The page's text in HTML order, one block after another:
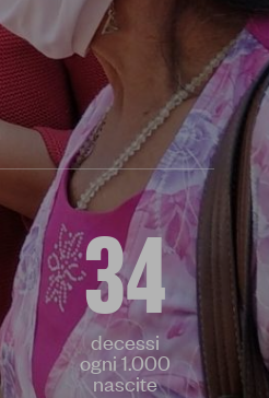
34
decessi
ogni 1.000
nascite